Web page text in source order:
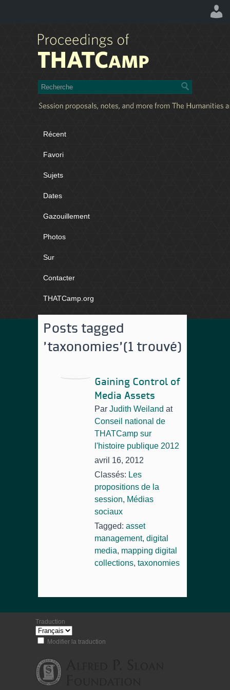
Récent
Favori
Sujets
Dates
Gazouillement
Photos
Sur
Contacter
THATCamp.org
Posts tagged
'taxonomies'(1 trouvé)
Gaining Control of
Media Assets
Par Judith Weiland at
Conseil national de
THATCamp sur
l'histoire publique 2012
avril 16, 2012
Classés: Les
propositions de la
session, Médias
sociaux
Tagged: asset
management, digital
media, mapping digital
collections, taxonomies
Traduction
Modifier la traduction